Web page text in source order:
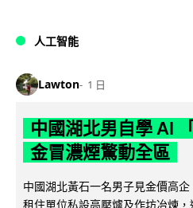
人工智能
Lawton 1 日
中國湖北男自學 AI
金冒濃煙驚動全區
中國湖北黃石一名男子見金價高
租住單位私設高壓爐及作坊冶煉